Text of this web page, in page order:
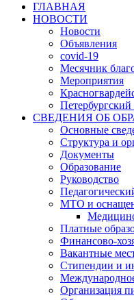
ГЛАВНАЯ
НОВОСТИ
Новости
Объявления
covid-19
Месячник
Мероприятия
СВЕДЕНИЯ ОБ
Основные
Структура и
Документы
Образование
Руководство
МТО и
Платные
Финансово-
Вакантные
Стипендии и
Организация